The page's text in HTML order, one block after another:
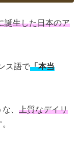
誕生した日本のア
ス語で「本当
、 上質なデイリ